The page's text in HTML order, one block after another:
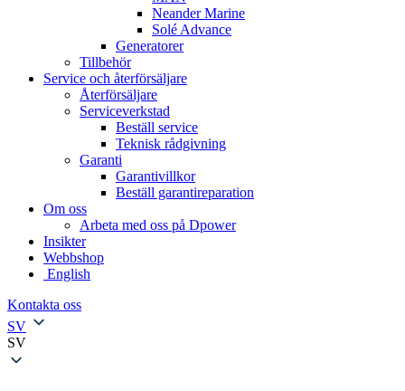
Neander Marine
Solé Advance
Generatorer
Tillbehör
Service och återförsäljare
Återförsäljare
Serviceverkstad
Beställ service
Teknisk rådgivning
Garanti
Garantivillkor
Beställ garantireparation
Om oss
Arbeta med oss på Dpower
Insikter
Webbshop
English
Kontakta oss
SV
SV